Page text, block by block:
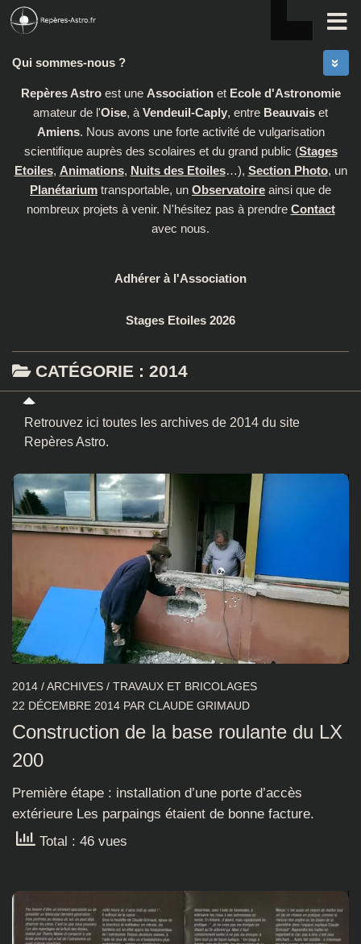
Skip to content
Qui sommes-nous ?
Repères Astroest une Associationet Ecole d'Astronomie
amateur de l'Oise, à Vendeuil-Caply, entre Beauvais et
Amiens. Nous avons une forte activité de vulgarisation
scientifique auprès des scolaires et du grand public (Stages
Etoiles, Animations, Nuits des Etoiles…), Section Photo, un
Planétarium transportable, un Observatoire ainsi que de
nombreux projets à venir. N'hésitez pas à prendre Contact
avec nous.
Adhérer à l'Association
Stages Etoiles 2026
CATÉGORIE : 2014
Retrouvez ici toutes les archives de 2014 du site
Repères Astro.
2014 /ARCHIVES / TRAVAUX ET BRICOLAGES
22 DÉCEMBRE 2014 PAR CLAUDE GRIMAUD
Construction de la base roulante du LX
200
Première étape : installation d’une porte d’accès
extérieure Les parpaings étaient de bonne facture.
Total : 46 vues